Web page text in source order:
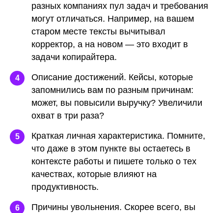
разных компаниях пул задач и требования
могут отличаться. Например, на вашем
старом месте тексты вычитывал
корректор, а на новом — это входит в
задачи копирайтера.
4 Описание достижений. Кейсы, которые
запомнились вам по разным причинам:
может, вы повысили выручку? Увеличили
охват в три раза?
5 Краткая личная характеристика. Помните,
что даже в этом пункте вы остаетесь в
контексте работы и пишете только о тех
качествах, которые влияют на
продуктивность.
6 Причины увольнения. Скорее всего, вы